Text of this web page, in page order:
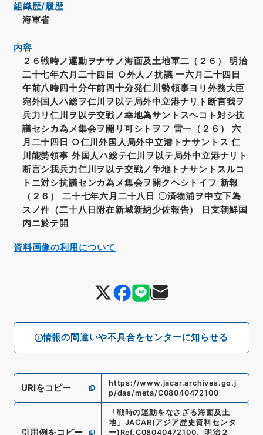
情報の間違いや不具合をセンターに知らせる
組織歴/履歴
海軍省
内容
２６戦時ノ運動ヲナサノ海面及土地軍二（２６） 明治
二十七年六月二十四日 ○外人ノ抗議 一六月二十四日
午前八時四十分午前四十分発仁川勢領事ヨリ外務大臣
宛外国人ハ総ヲ仁川ヲ以テ局外中立港ナリト断言我ヲ
兵力リ仁川ヲ以テ交戦ノ幸地為サントスヘコト対シ抗
議セシカ為メ集会ヲ開リ可シトヲフ 雷一（２６） 六
月二十四日 ○仁川外国人局外中立港トナサントス 仁
川能勢領事 外国人ハ総テ仁川ヲ以テ局外中立港ナリト
断言シ我兵力仁川ヲ以テ交戦ノ争地トナサントスルコ
トニ対シ抗議センカ為メ集会ヲ開クヘシトイフ 新報
（２６） 二十七年六月二十八日 〇済物浦ヲ中立下為
スノ件（二十八日附在新城新納少佐報告） 日支朝鮮国
内ニ於テ開
URIをコピー
https://www.jacar.archives.go.j
p/das/meta/C08040472100
引用例をコピー
「 戦時の運動をなさざる海面及土
地」 JACAR(アジア歴史資料センタ
ー) Ref.C08040472100、明治２
資料画像の利用について